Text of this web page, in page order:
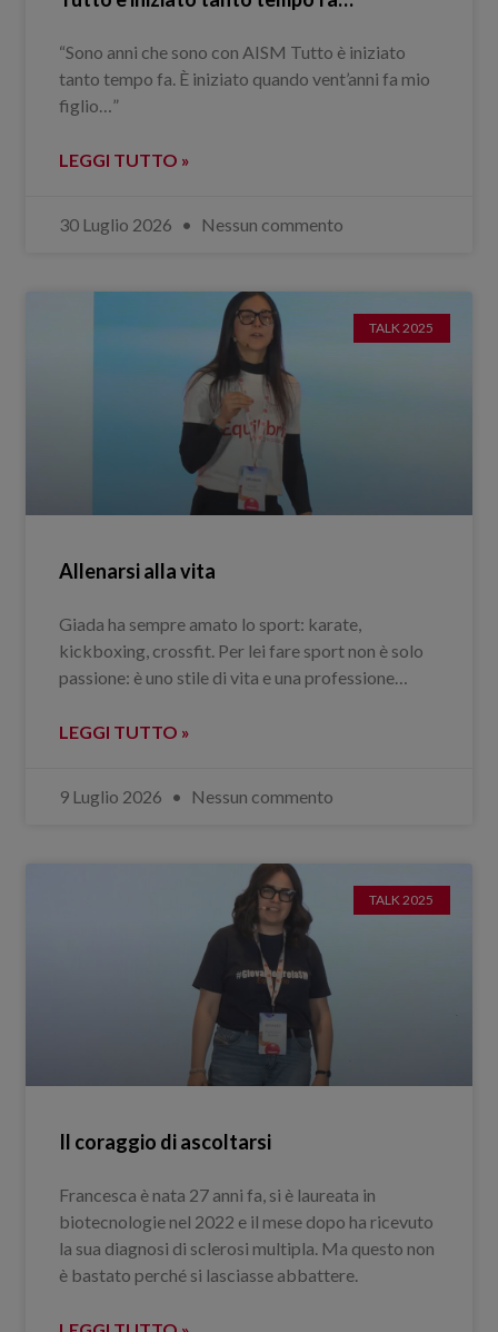
“Sono anni che sono con AISM Tutto è iniziato
tanto tempo fa. È iniziato quando vent’anni fa mio
figlio…”
LEGGI TUTTO »
30 Luglio 2026 Nessun commento
TALK 2025
Allenarsi alla vita
Giada ha sempre amato lo sport: karate,
kickboxing, crossfit. Per lei fare sport non è solo
passione: è uno stile di vita e una professione…
LEGGI TUTTO »
9 Luglio 2026 Nessun commento
TALK 2025
Il coraggio di ascoltarsi
Francesca è nata 27 anni fa, si è laureata in
biotecnologie nel 2022 e il mese dopo ha ricevuto
la sua diagnosi di sclerosi multipla. Ma questo non
è bastato perché si lasciasse abbattere.